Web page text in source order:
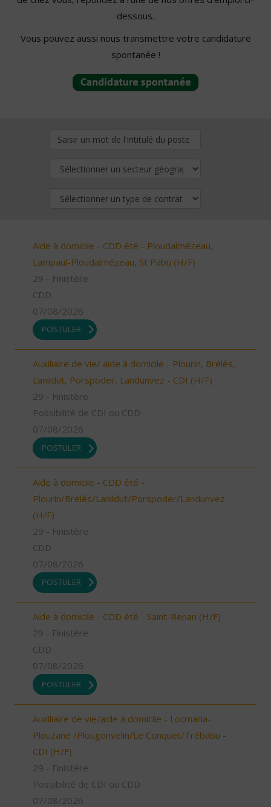
dessous.
Vous pouvez aussi nous transmettre votre candidature
spontanée !
Aide à domicile - CDD été - Ploudalmézeau,
Lampaul-Ploudalmézeau, St Pabu (H/F)
29 - Finistère
CDD
07/08/2026
POSTULER
Auxiliaire de vie/ aide à domicile - Plourin, Brélès,
Lanildut, Porspoder, Landunvez - CDI (H/F)
29 - Finistère
Possibilité de CDI ou CDD
07/08/2026
POSTULER
Aide à domicile - CDD été -
Plourin/Brélès/Lanildut/Porspoder/Landunvez
(H/F)
29 - Finistère
CDD
07/08/2026
POSTULER
Aide à domicile - CDD été - Saint-Renan (H/F)
29 - Finistère
CDD
07/08/2026
POSTULER
Auxiliaire de vie/aide à domicile - Locmaria-
Plouzané /Plougonvelin/Le Conquet/Trébabu -
CDI (H/F)
29 - Finistère
Possibilité de CDI ou CDD
07/08/2026